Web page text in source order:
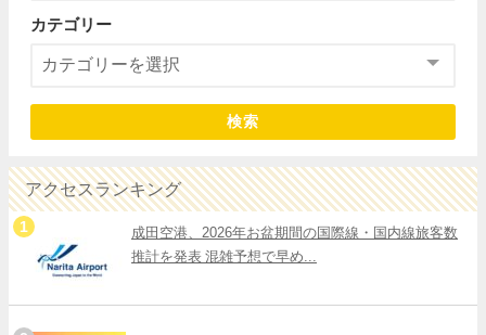
カテゴリー
検索
アクセスランキング
成田空港、2026年お盆期間の国際線・国内線旅客数
推計を発表 混雑予想で早め...